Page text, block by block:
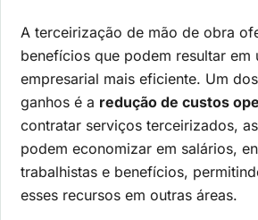
A terceirização de mão de obra
benefícios que podem resultar em
empresarial mais eficiente. Um
ganhos é a redução de custos
contratar serviços terceirizados,
podem economizar em salários,
trabalhistas e benefícios,
esses recursos em outras áreas.